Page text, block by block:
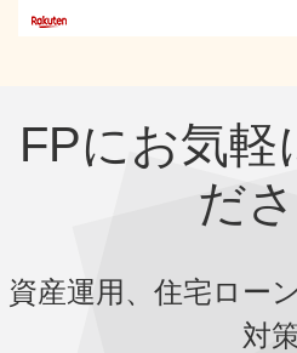
FPにお気軽
だ
資産運用、住宅ロー
対